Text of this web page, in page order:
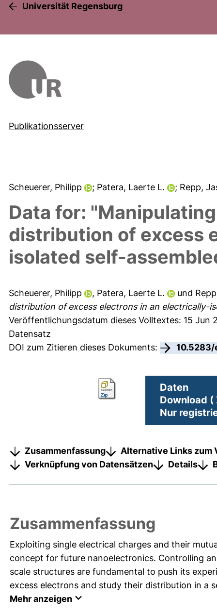
Universität Regensburg
Publikationsserver
Scheuerer, Philipp ; Patera, Laerte L. ; Repp,
Data for:
distribution of excess
isolated self-
Scheuerer, Philipp , Patera, Laerte L. und
distribution of excess electrons in an electrically-
Veröffentlichungsdatum dieses Volltextes: 15 Jun
Datensatz
DOI zum Zitieren dieses Dokuments:
Daten
Download (
Nur
Zusammenfassung
Alternative Links zum
Verknüpfung von Datensätzen
Details
Zusammenfassung
Exploiting single electrical charges and their
concept for future nanoelectronics. Controlling
scale structures are fundamental to push its
excess electrons and study their distribution in a
Mehr anzeigen